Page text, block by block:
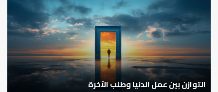
العبادات
شخصية
الإنسان؟
كيف تشكل العبادات شخصية الإنسان؟